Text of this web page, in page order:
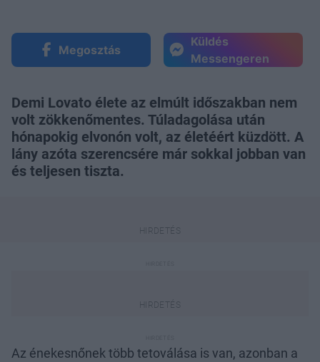
Megosztás
Küldés
Messengeren
Demi Lovato élete az elmúlt időszakban nem
volt zökkenőmentes. Túladagolása után
hónapokig elvonón volt, az életéért küzdött. A
lány azóta szerencsére már sokkal jobban van
és teljesen tiszta.
Az énekesnőnek több tetoválása is van, azonban a